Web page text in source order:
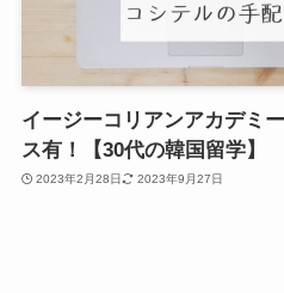
イージーコリアンアカデミ
ス有！【30代の韓国留学】
2023年2月28日 2023年9月27日